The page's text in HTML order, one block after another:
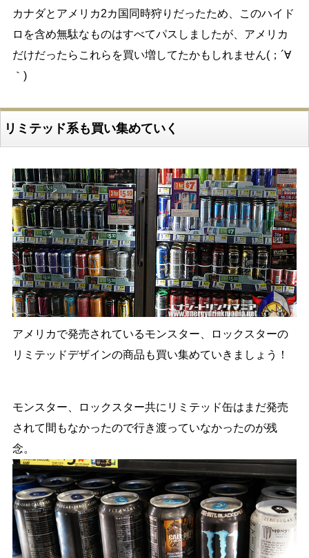
カナダとアメリカ2カ国同時狩りだったため、このハイド
ロを含め無駄なものはすべてパスしましたが、アメリカ
だけだったらこれらを買い増してたかもしれません(；´∀
｀)
リミテッド系も買い集めていく
アメリカで発売されているモンスター、ロックスターの
リミテッドデザインの商品も買い集めていきましょう！
モンスター、ロックスター共にリミテッド缶はまだ発売
されて間もなかったので行き渡っていなかったのが残
念。